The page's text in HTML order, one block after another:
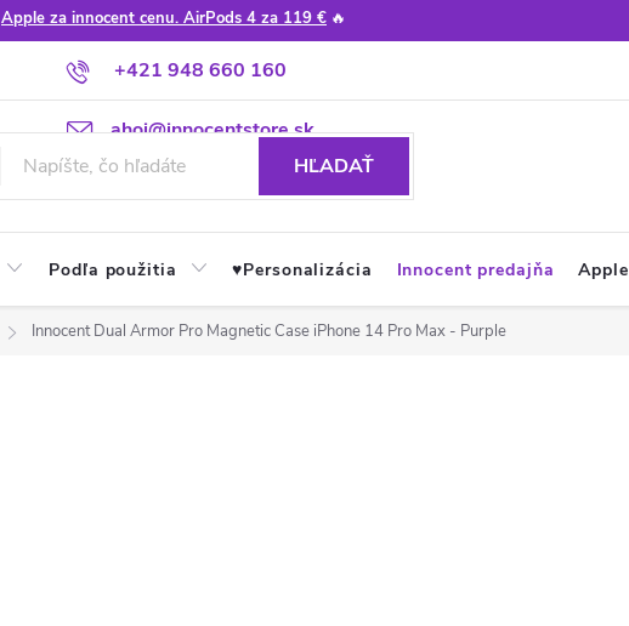
Apple za innocent cenu. AirPods 4 za 119 € 🔥
+421 948 660 160
ahoj@innocentstore.sk
Poradňa Apple návody a tipy
HĽADAŤ
Podľa použitia ♥︎Personalizácia Innocent predajňa
Innocent Dual Armor Pro Magnetic Case iPhone 14 Pro Max - Purple